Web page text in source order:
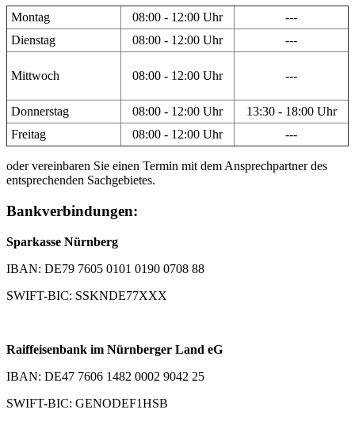
Montag 08:00 - 12:00 Uhr
---
Dienstag
08:00 - 12:00 Uhr ---
Mittwoch 08:00 - 12:00 Uhr ---
Donnerstag 08:00 - 12:00 Uhr
13:30 - 18:00 Uhr
Freitag
08:00 - 12:00 Uhr ---
oder vereinbaren Sie einen Termin mit dem Ansprechpartner des
entsprechenden Sachgebietes.
Bankverbindungen:
Sparkasse Nürnberg
IBAN: DE79 7605 0101 0190 0708 88
SWIFT-BIC: SSKNDE77XXX
Raiffeisenbank im Nürnberger Land eG
IBAN: DE47 7606 1482 0002 9042 25
SWIFT-BIC: GENODEF1HSB